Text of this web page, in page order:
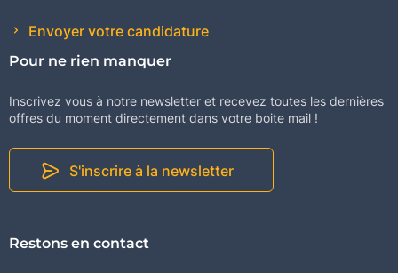
Envoyer votre candidature
Pour ne rien manquer
Inscrivez vous à notre newsletter et recevez toutes les dernières
offres du moment directement dans votre boite mail !
S'inscrire à la newsletter
Restons en contact